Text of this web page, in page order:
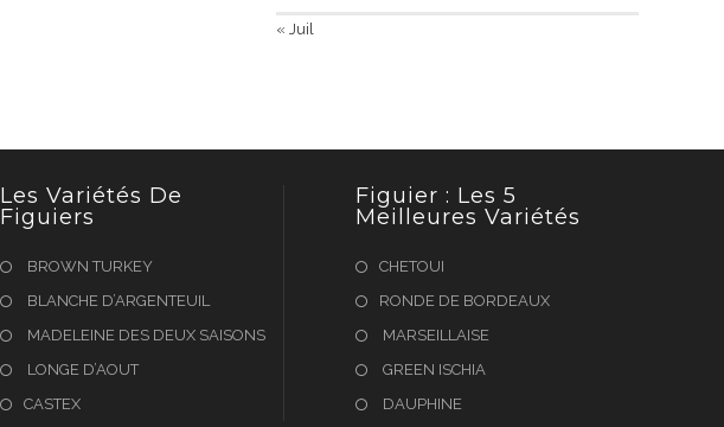
« Juil
Les Variétés De
Figuiers
BROWN TURKEY
BLANCHE D’ARGENTEUIL
MADELEINE DES DEUX SAISONS
LONGE D’AOUT
CASTEX
Figuier : Les 5
Meilleures Variétés
CHETOUI
RONDE DE BORDEAUX
MARSEILLAISE
GREEN ISCHIA
DAUPHINE